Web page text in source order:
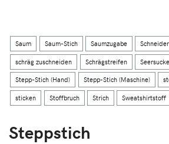
Saum Saum-Stich Saumzugabe
schräg zuschneiden Schrägstreifen
Stepp-Stich (Hand) Stepp-Stich (Maschine)
sticken Stoffbruch Strich Sweatshirtstoff
Steppstich